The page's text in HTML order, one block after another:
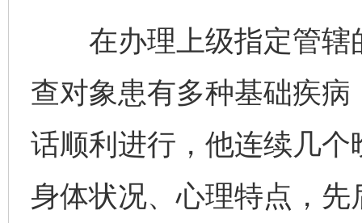
在办理上级指定管辖
查对象患有多种基础疾
话顺利进行，他连续几
身体状况、心理特点，